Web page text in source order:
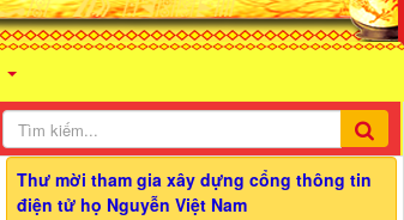
Thư mời tham gia xây dựng cổng thông tin
điện tử họ Nguyễn Việt Nam